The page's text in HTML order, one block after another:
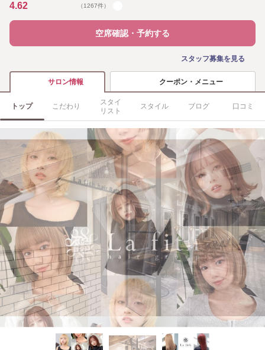
4.62 （1267件）
空席確認・予約する
スタッフ募集を見る
サロン情報 クーポン・メニュー
トップ こだわり
スタイ
リスト
スタイル ブログ 口コミ